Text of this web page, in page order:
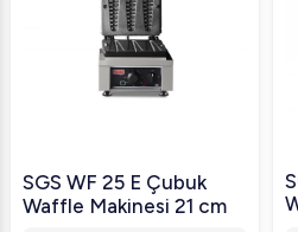
SGS WF 25 E Çubuk
Waffle Makinesi 21 cm